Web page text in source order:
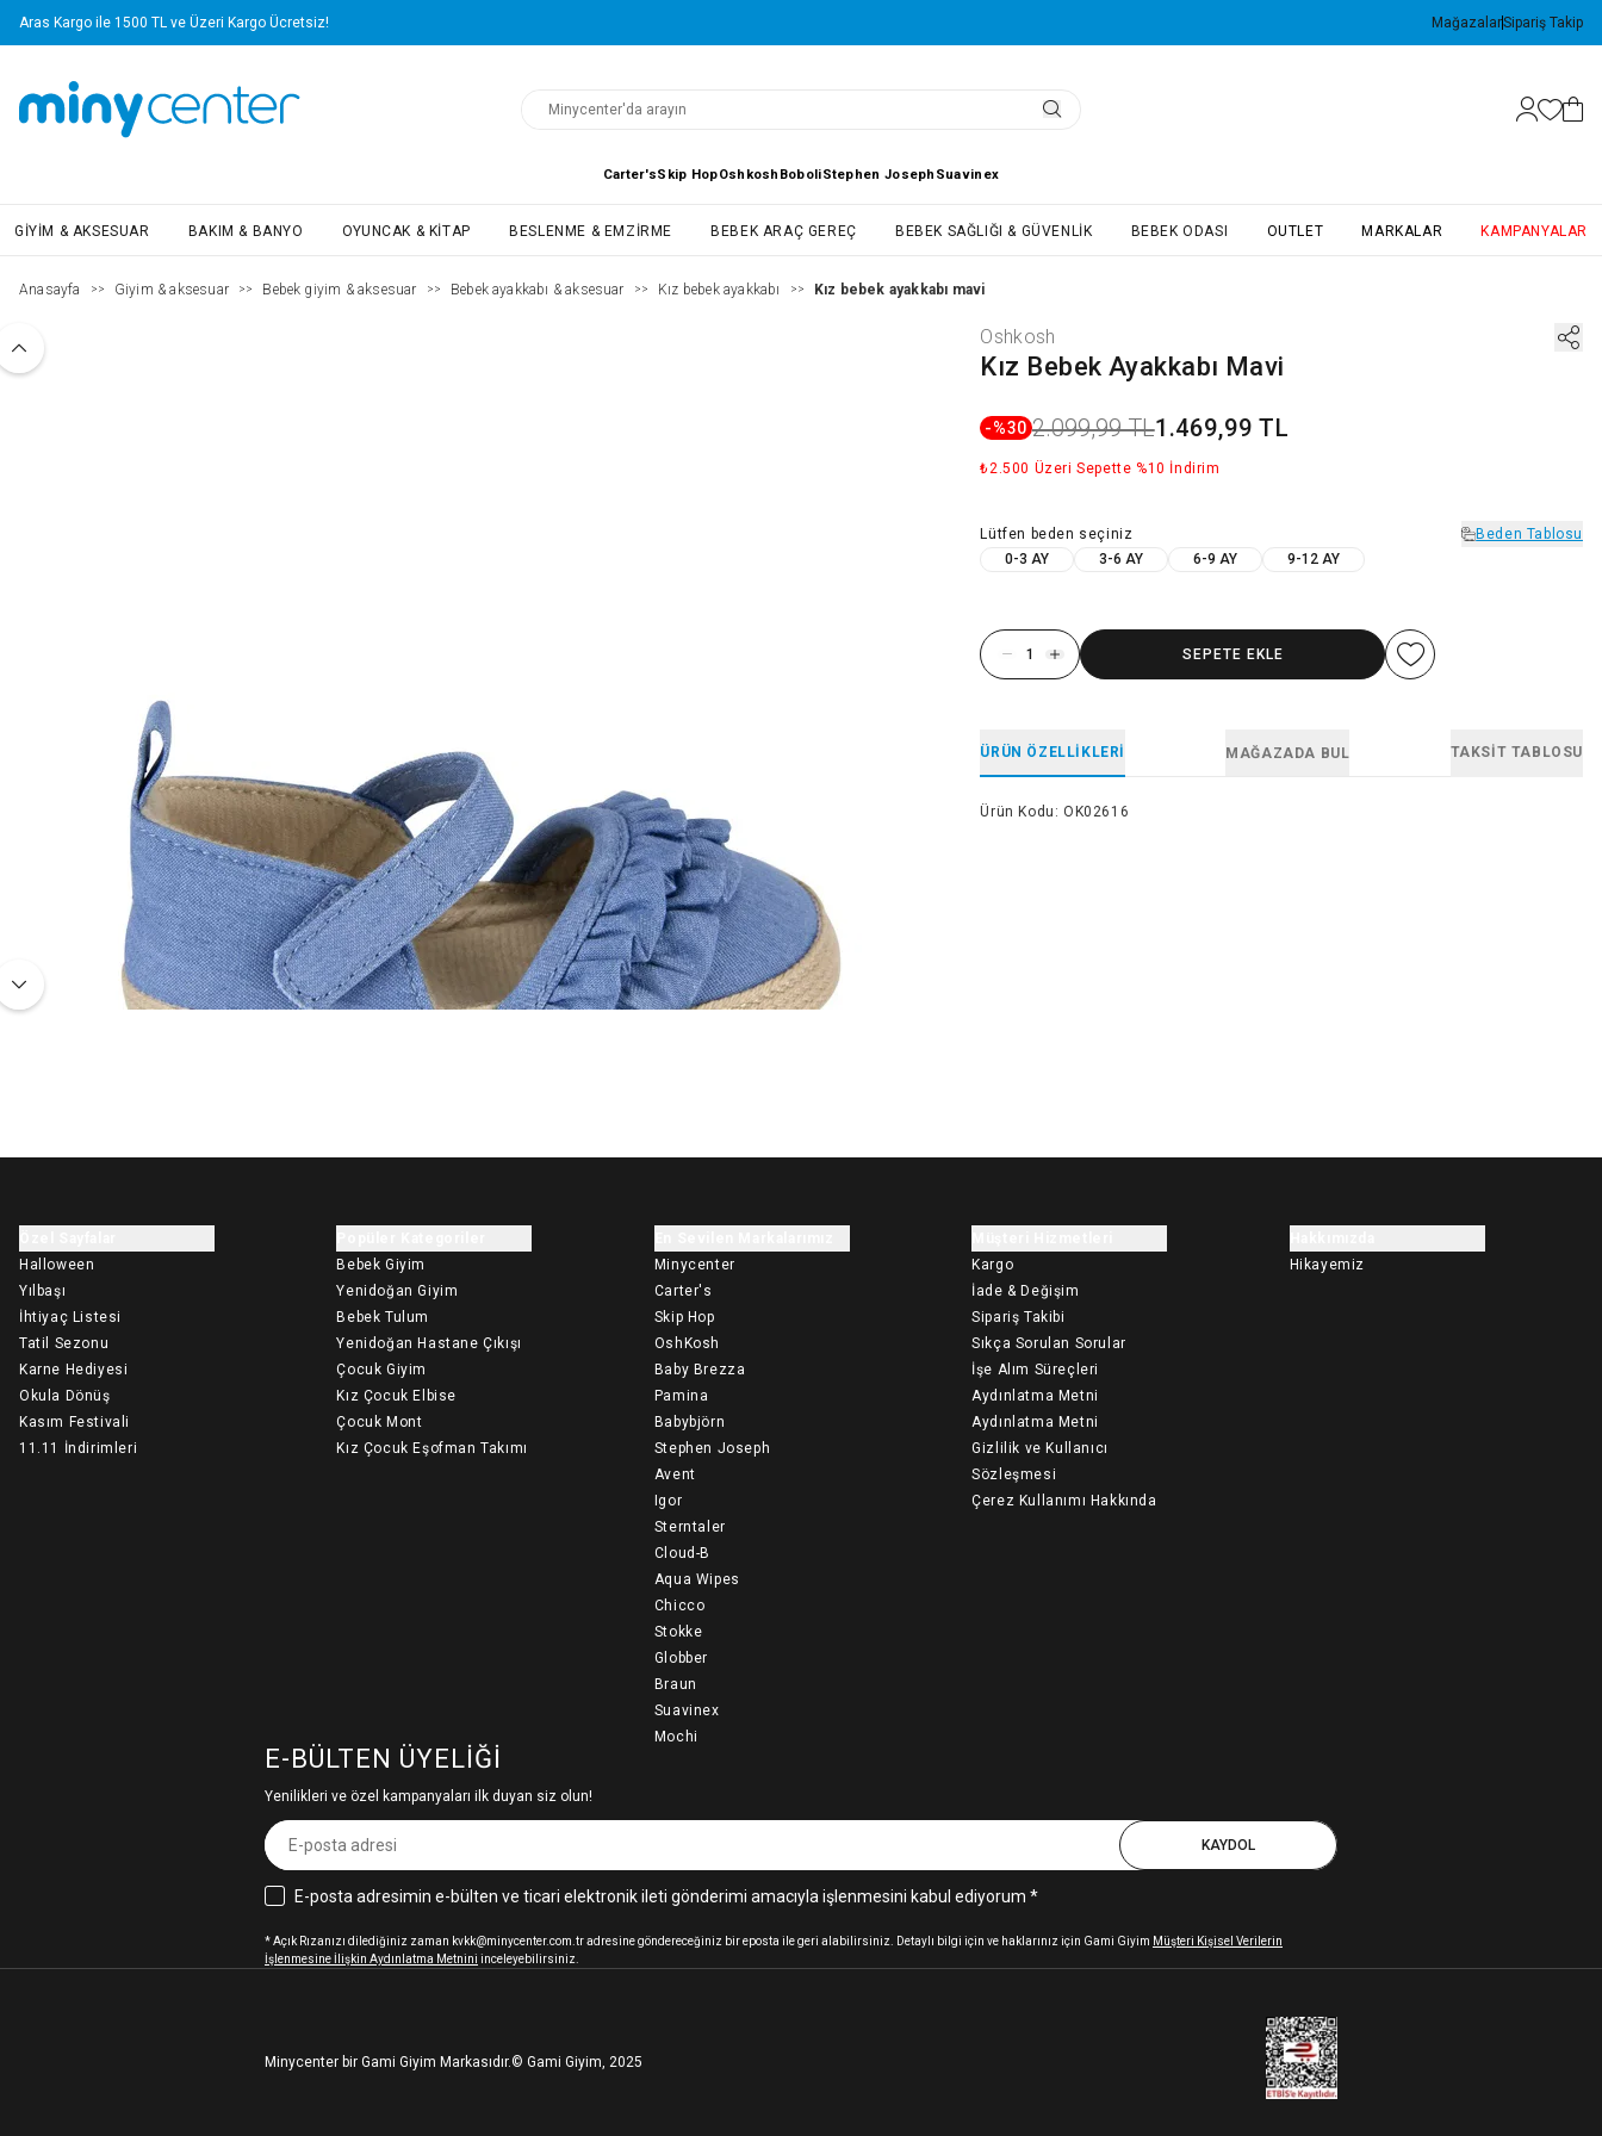
Aras Kargo ile 1500 TL ve Üzeri Kargo Ücretsiz! MağazalarSipariş Takip
Carter'sSkip HopOshkosh BoboliStephen Joseph Suavinex
GIYIM & AKSESUAR BAKIM & BANYO OYUNCAK & KITAP BESLENME & EMZIRME BEBEK ARAÇ GEREÇ BEBEK SAĞLIĞI & GÜVENLIK BEBEK ODASI OUTLET MARKALAR KAMPANYALAR
Anasayfa >> Giyim & aksesuar >> Bebek giyim & aksesuar >> Bebek ayakkabı & aksesuar >> Kız bebek ayakkabı >> Kız bebek ayakkabı mavi
Oshkosh
Kız Bebek Ayakkabı Mavi
-%30 2.099,99 TL1.469,99 TL
₺2.500 Üzeri Sepette %10 İndirim
Lütfen beden seçiniz
Beden Tablosu
0-3 AY
3-6 AY 6-9 AY 9-12 AY
SEPETE EKLE
ÜRÜN ÖZELLIKLERI MAĞAZADA BUL TAKSIT TABLOSU
Ürün Kodu : OK02616
Halloween
Yılbaşı
İhtiyaç Listesi
Tatil Sezonu
Karne Hediyesi
Okula Dönüş
Kasım Festivali
11.11 İndirimleri
Bebek Giyim
Yenidoğan Giyim
Bebek Tulum
Yenidoğan Hastane Çıkışı
Çocuk Giyim
Kız Çocuk Elbise
Çocuk Mont
Kız Çocuk Eşofman Takımı
Minycenter
Carter's
Skip Hop
OshKosh
Baby Brezza
Pamina
Babybjörn
Stephen Joseph
Avent
Igor
Sterntaler
Cloud-B
Aqua Wipes
Chicco
Stokke
Globber
Braun
Suavinex
Mochi
Kargo
İade & Değişim
Sipariş Takibi
Sıkça Sorulan Sorular
İşe Alım Süreçleri
Aydınlatma Metni
Aydınlatma Metni
Gizlilik ve Kullanıcı
Sözleşmesi
Çerez Kullanımı Hakkında
Hikayemiz
E-BÜLTEN ÜYELIĞI
Yenilikleri ve özel kampanyaları ilk duyan siz olun!
KAYDOL
E-posta adresimin e-bülten ve ticari elektronik ileti gönderimi amacıyla işlenmesini kabul ediyorum *
* Açık Rızanızı dilediğiniz zaman kvkk@minycenter.com.tr adresine göndereceğiniz bir eposta ile geri alabilirsiniz. Detaylı bilgi için ve haklarınız için Gami Giyim Müşteri Kişisel Verilerin
İşlenmesine İlişkin Aydınlatma Metnini inceleyebilirsiniz.
Minycenter bir Gami Giyim Markasıdır. © Gami Giyim, 2025